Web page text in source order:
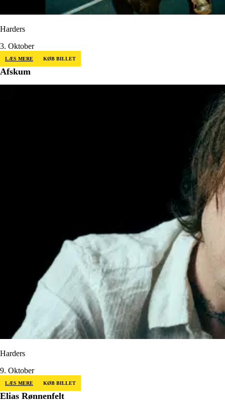
Harders
3. Oktober
LÆS MERE KØB BILLET
Afskum
Harders
9. Oktober
LÆS MERE KØB BILLET
Elias Rønnenfelt